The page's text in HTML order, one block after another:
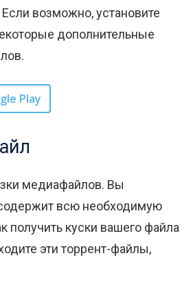
возможно, установите
дополнительные
Play
медиафайлов. Вы
всю необходимую
получить куски вашего файла
эти торрент-файлы,